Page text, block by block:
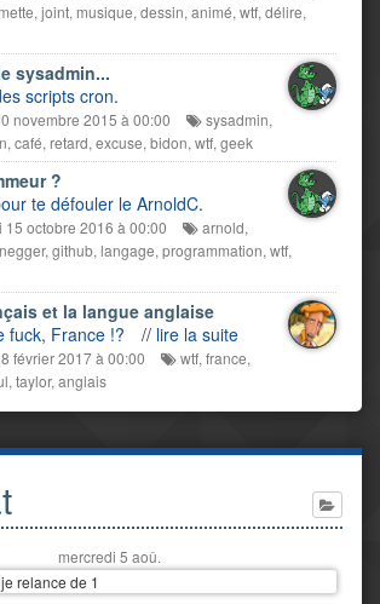
, joint, musique, dessin, animé, wtf, délire,
sysadmin...
scripts cron.
novembre 2015 à 00:00 sysadmin,
, café, retard, excuse, bidon, wtf, geek
?
te défouler le ArnoldC.
octobre 2016 à 00:00 arnold,
, github, langage, programmation, wtf,
et la langue anglaise
fuck, France !?
// lire la suite
février 2017 à 00:00 wtf, france,
, taylor, anglais
mercredi 5 aoû.
relance de 1